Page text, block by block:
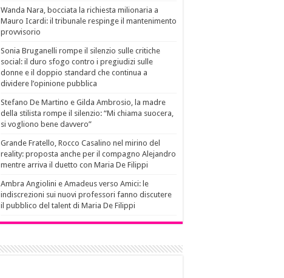
Wanda Nara, bocciata la richiesta milionaria a
Mauro Icardi: il tribunale respinge il mantenimento
provvisorio
Sonia Bruganelli rompe il silenzio sulle critiche
social: il duro sfogo contro i pregiudizi sulle
donne e il doppio standard che continua a
dividere l’opinione pubblica
Stefano De Martino e Gilda Ambrosio, la madre
della stilista rompe il silenzio: “Mi chiama suocera,
si vogliono bene davvero”
Grande Fratello, Rocco Casalino nel mirino del
reality: proposta anche per il compagno Alejandro
mentre arriva il duetto con Maria De Filippi
Ambra Angiolini e Amadeus verso Amici: le
indiscrezioni sui nuovi professori fanno discutere
il pubblico del talent di Maria De Filippi